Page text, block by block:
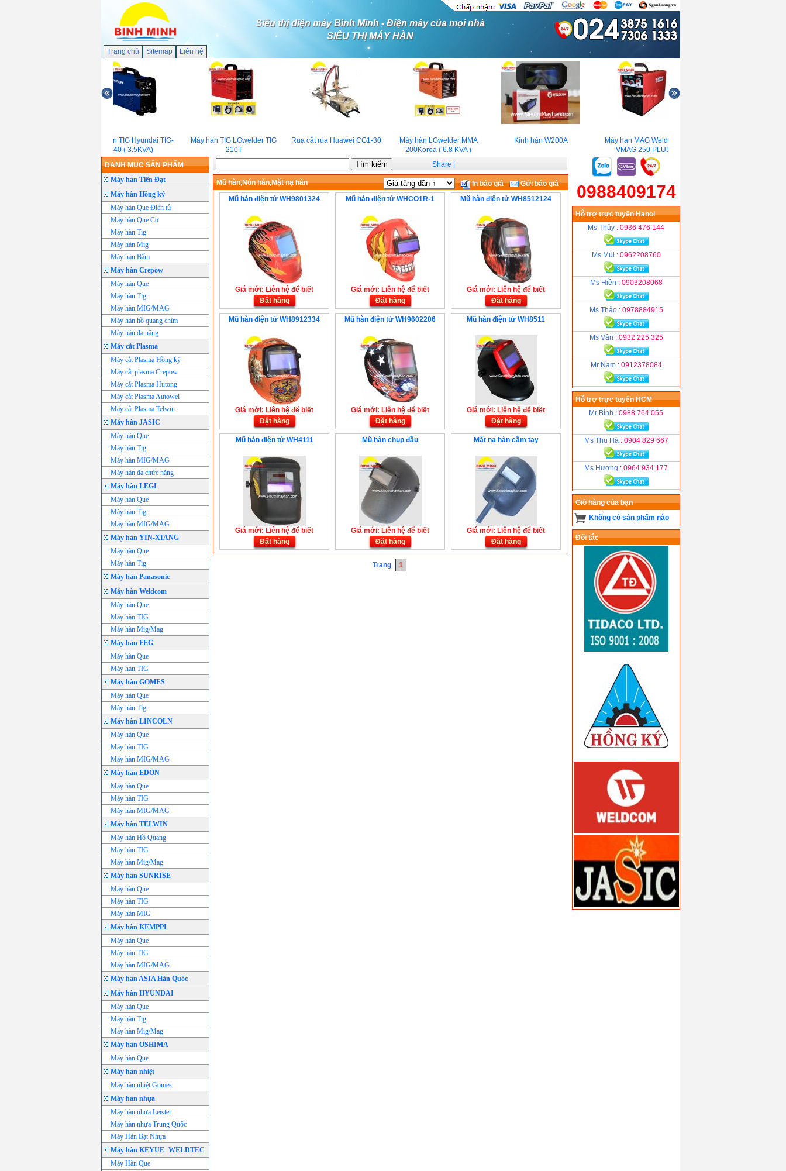
Siêu thị điện máy Bình Minh - Điện máy của mọi nhà
SIÊU THỊ MÁY HÀN
Trang chủ Sitemap Liên hệ
Máy hàn TIG Hyundai TIG-
140 ( 3.5KVA)
Máy hàn TIG LGwelder TIG
210T
Rua cắt rùa Huawei CG1-30
Máy hàn LGwelder MMA
200Korea ( 6.8 KVA )
Kính hàn W200A
Máy hàn MAG Weldcom
VMAG 250 PLUS
DANH MỤC SẢN PHẨM
Máy hàn Tiến Đạt
Máy hàn Hồng ký
Máy hàn Que Điện tử
Máy hàn Que Cơ
Máy hàn Tig
Máy hàn Mig
Máy hàn Bấm
Máy hàn Crepow
Máy hàn Que
Máy hàn Tig
Máy hàn MIG/MAG
Máy hàn hồ quang chìm
Máy hàn đa năng
Máy cắt Plasma
Máy cắt Plasma Hồng ký
Máy cắt plasma Crepow
Máy cắt Plasma Hutong
Máy cắt Plasma Autowel
Máy cắt Plasma Telwin
Máy hàn JASIC
Máy hàn Que
Máy hàn Tig
Máy hàn MIG/MAG
Máy hàn đa chức năng
Máy hàn LEGI
Máy hàn Que
Máy hàn Tig
Máy hàn MIG/MAG
Máy hàn YIN-XIANG
Máy hàn Que
Máy hàn Tig
Máy hàn Panasonic
Máy hàn Weldcom
Máy hàn Que
Máy hàn TIG
Máy hàn Mig/Mag
Máy hàn FEG
Máy hàn Que
Máy hàn TIG
Máy hàn GOMES
Máy hàn Que
Máy hàn Tig
Máy hàn LINCOLN
Máy hàn Que
Máy hàn TIG
Máy hàn MIG/MAG
Máy hàn EDON
Máy hàn Que
Máy hàn TIG
Máy hàn MIG/MAG
Máy hàn TELWIN
Máy hàn Hồ Quang
Máy hàn TIG
Máy hàn Mig/Mag
Máy hàn SUNRISE
Máy hàn Que
Máy hàn TIG
Máy hàn MIG
Máy hàn KEMPPI
Máy hàn Que
Máy hàn TIG
Máy hàn MIG/MAG
Máy hàn ASIA Hàn Quốc
Máy hàn HYUNDAI
Máy hàn Que
Máy hàn Tig
Máy hàn Mig/Mag
Máy hàn OSHIMA
Máy hàn Que
Máy hàn nhiệt
Máy hàn nhiệt Gomes
Máy hàn nhựa
Máy hàn nhựa Leister
Máy hàn nhựa Trung Quốc
Máy Hàn Bạt Nhựa
Máy hàn KEYUE- WELDTEC
Máy Hàn Que
Share
Mũ hàn,Nón hàn,Mặt nạ hàn In báo giá
Gửi báo giá
Mũ hàn điện tử WH9801324
Giá mới: Liên hệ để biết
Đặt hàng
Mũ hàn điện tử WHCO1R-1
Giá mới: Liên hệ để biết
Đặt hàng
Mũ hàn điện tử WH8512124
Giá mới: Liên hệ để biết
Đặt hàng
Mũ hàn điện tử WH8912334
Giá mới: Liên hệ để biết
Đặt hàng
Mũ hàn điện tử WH9602206
Giá mới: Liên hệ để biết
Đặt hàng
Mũ hàn điện tử WH8511
Giá mới: Liên hệ để biết
Đặt hàng
Mũ hàn điện tử WH4111
Giá mới: Liên hệ để biết
Đặt hàng
Mũ hàn chụp đầu
Giá mới: Liên hệ để biết
Đặt hàng
Mặt nạ hàn cầm tay
Giá mới: Liên hệ để biết
Đặt hàng
Trang 1
0988409174
Hỗ trợ trực tuyến Hanoi
Ms Thủy : 0936 476 144
Ms Mùi : 0962208760
Ms Hiền : 0903208068
Ms Thảo : 0978884915
Ms Vân : 0932 225 325
Mr Nam : 0912378084
Hỗ trợ trực tuyến HCM
Mr Bình : 0988 764 055
Ms Thu Hà : 0904 829 667
Ms Hương : 0964 934 177
Giỏ hàng của bạn
Không có sản phẩm nào
Đối tác